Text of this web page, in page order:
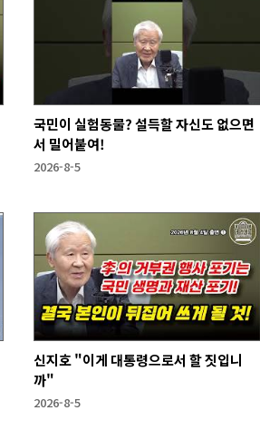
국민이 실험동물? 설득할 자신도 없으면
서 밀어붙여!
2026-8-5
신지호 "이게 대통령으로서 할 짓입니
까"
2026-8-5